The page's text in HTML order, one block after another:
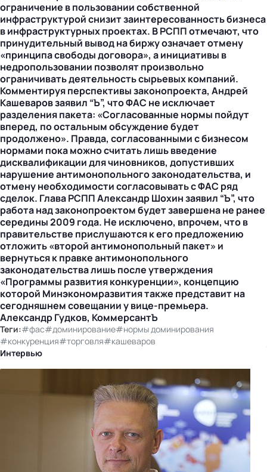
ограничение в пользовании собственной
инфраструктурой снизит заинтересованность бизнеса
в инфраструктурных проектах. В РСПП отмечают, что
принудительный вывод на биржу означает отмену
«принципа свободы договора», а инициативы в
недропользовании позволят произвольно
ограничивать деятельность сырьевых компаний.
Комментируя перспективы законопроекта, Андрей
Кашеваров заявил “Ъ”, что ФАС не исключает
разделения пакета: «Согласованные нормы пойдут
вперед, по остальным обсуждение будет
продолжено». Правда, согласованными с бизнесом
нормами пока можно считать лишь введение
дисквалификации для чиновников, допустивших
нарушение антимонопольного законодательства, и
отмену необходимости согласовывать с ФАС ряд
сделок. Глава РСПП Александр Шохин заявил “Ъ”, что
работа над законопроектом будет завершена не ранее
середины 2009 года. Не исключено, впрочем, что в
правительстве прислушаются к его предложению
отложить «второй антимонопольный пакет» и
вернуться к правке антимонопольного
законодательства лишь после утверждения
«Программы развития конкуренции», концепцию
которой Минэкономразвития также представит на
сегодняшнем совещании у вице-премьера.
Александр Гудков, КоммерсантЪ
Теги:#фас#доминирование#нормы доминирования
#конкуренция#торговля#кашеваров
Интервью